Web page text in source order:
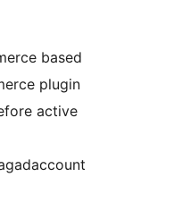
based
plugin
active